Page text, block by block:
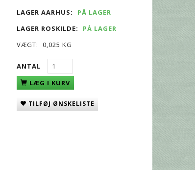
LAGER AARHUS:
PÅ LAGER
LAGER ROSKILDE:
PÅ LAGER
VÆGT:
0,025 KG
ANTAL
LÆG I KURV
TILFØJ ØNSKELISTE